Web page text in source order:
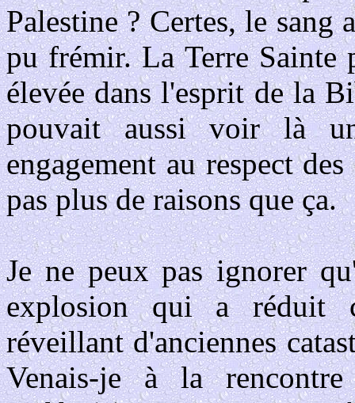
Palestine ? Certes, le sang
pu frémir. La Terre
élevée dans l'esprit de la
pouvait aussi voir là
engagement au respect
pas plus de raisons que ça.
Je ne peux pas ignorer
explosion qui a réduit
réveillant d'anciennes
Venais-je à la